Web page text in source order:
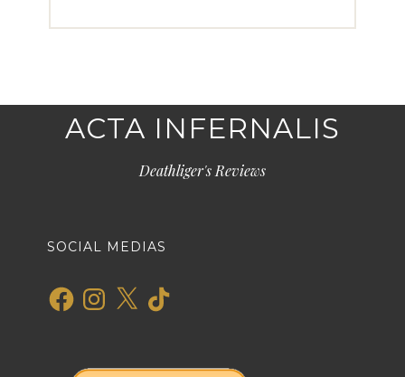
ACTA INFERNALIS
Deathliger's Reviews
SOCIAL MEDIAS
FacebookInstagram
X TikTok